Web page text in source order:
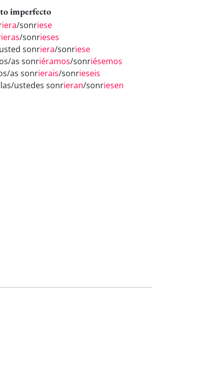
imperfecto
iera/sonriese
ieras/sonrieses
sonriera/sonriese
as sonriéramos/sonriésemos
as sonrierais/sonrieseis
ustedes sonrieran/sonriesen